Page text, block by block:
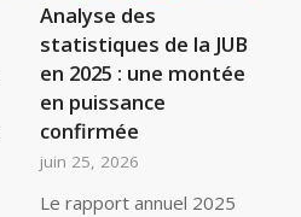
Analyse des
statistiques de la JUB
en 2025 : une montée
en puissance
confirmée
juin 25, 2026
Le rapport annuel 2025